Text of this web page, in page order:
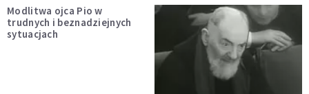
Modlitwa ojca Pio w
trudnych i beznadziejnych
sytuacjach